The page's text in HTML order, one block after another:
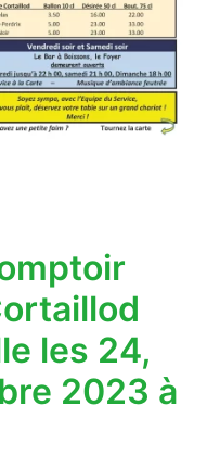
les 24,
2023 à